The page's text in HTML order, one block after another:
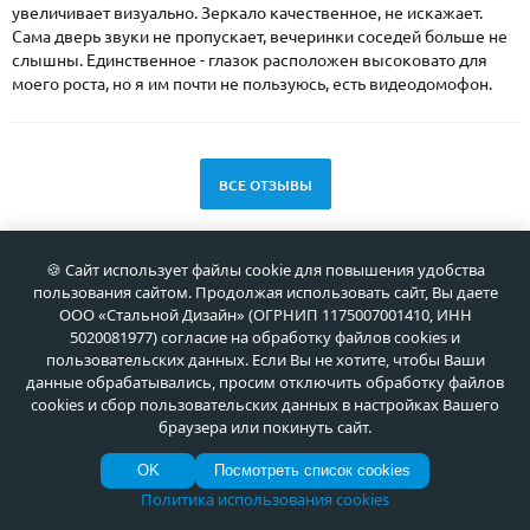
увеличивает визуально. Зеркало качественное, не искажает.
Сама дверь звуки не пропускает, вечеринки соседей больше не
слышны. Единственное - глазок расположен высоковато для
моего роста, но я им почти не пользуюсь, есть видеодомофон.
ВСЕ ОТЗЫВЫ
НОВАЯ КОЛЛЕКЦИЯ 2025 от Meta
Уникальные в России стальные двери с современной
стильной 3D-отделкой!
ВСЕ ПРЕДЛОЖЕНИЯ
🍪 Сайт использует файлы cookie для повышения удобства
пользования сайтом. Продолжая использовать сайт, Вы даете
ООО «Стальной Дизайн» (ОГРНИП 1175007001410, ИНН
5020081977) согласие на обработку файлов cookies и
пользовательских данных. Если Вы не хотите, чтобы Ваши
данные обрабатывались, просим отключить обработку файлов
cookies и сбор пользовательских данных в настройках Вашего
браузера или покинуть сайт.
OK Посмотреть список cookies
Политика использования cookies